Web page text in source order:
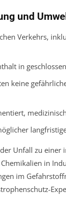
und
Verkehrs,
in
keine
Unfall zu einer
in
im